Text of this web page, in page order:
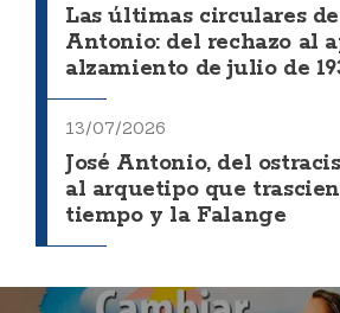
Las últimas circulares de
Antonio: del rechazo al
alzamiento de julio de
13/07/2026
José Antonio, del
al arquetipo que
tiempo y la Falange